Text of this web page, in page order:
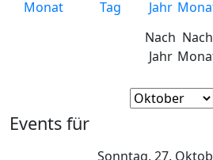
Nach
Jahr
Nach
Events für
Sonntag, 27.